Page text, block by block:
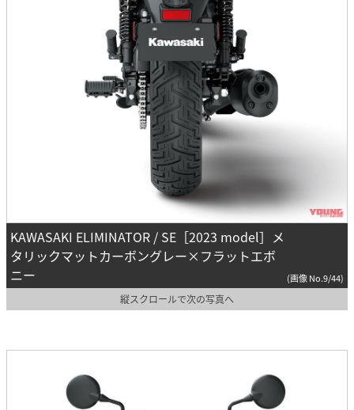
KAWASAKI ELIMINATOR / SE［2023 model］メ
タリックマットカーボングレー×フラットエボ
ニー
(画像 No.9/44)
縦スクロールで次の写真へ